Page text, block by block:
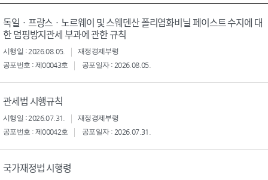
독일ㆍ프랑스ㆍ노르웨이 및 스웨덴산 폴리염화비닐 페이스트 수지에 대
한 덤핑방지관세 부과에 관한 규칙
시행일 : 2026.08.05.
재정경제부령
공포번호 : 제00043호
공포일자 : 2026.08.05.
관세법 시행규칙
시행일 : 2026.07.31.
재정경제부령
공포번호 : 제00042호
공포일자 : 2026.07.31.
국가재정법 시행령